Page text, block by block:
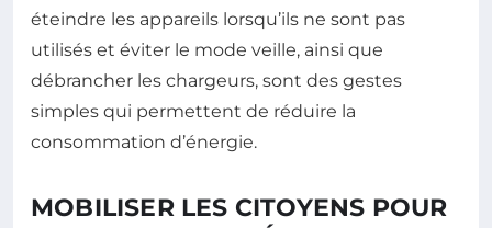
éteindre les appareils lorsqu’ils ne sont pas
utilisés et éviter le mode veille, ainsi que
débrancher les chargeurs, sont des gestes
simples qui permettent de réduire la
consommation d’énergie.
MOBILISER LES CITOYENS POUR